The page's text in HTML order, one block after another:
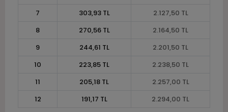
7
303,93 TL
2.127,50 TL
8
270,56 TL
2.164,50 TL
9
244,61 TL
2.201,50 TL
10
223,85 TL
2.238,50 TL
11
205,18 TL
2.257,00 TL
12
191,17 TL 2.294,00 TL